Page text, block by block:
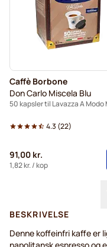
Caffè Borbone
Don Carlo Miscela Blu
50 kapsler til Lavazza A Modo
4.3 (22)
91,00 kr.
1,82 kr./ kop
BESKRIVELSE
Denne koffeinfri kaffe er